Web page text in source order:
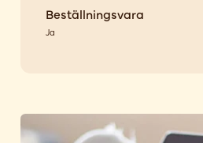
Beställningsvara
Ja